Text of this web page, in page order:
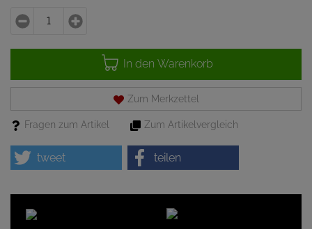
In den Warenkorb
Zum Merkzettel
Fragen zum Artikel Zum Artikelvergleich
tweet teilen